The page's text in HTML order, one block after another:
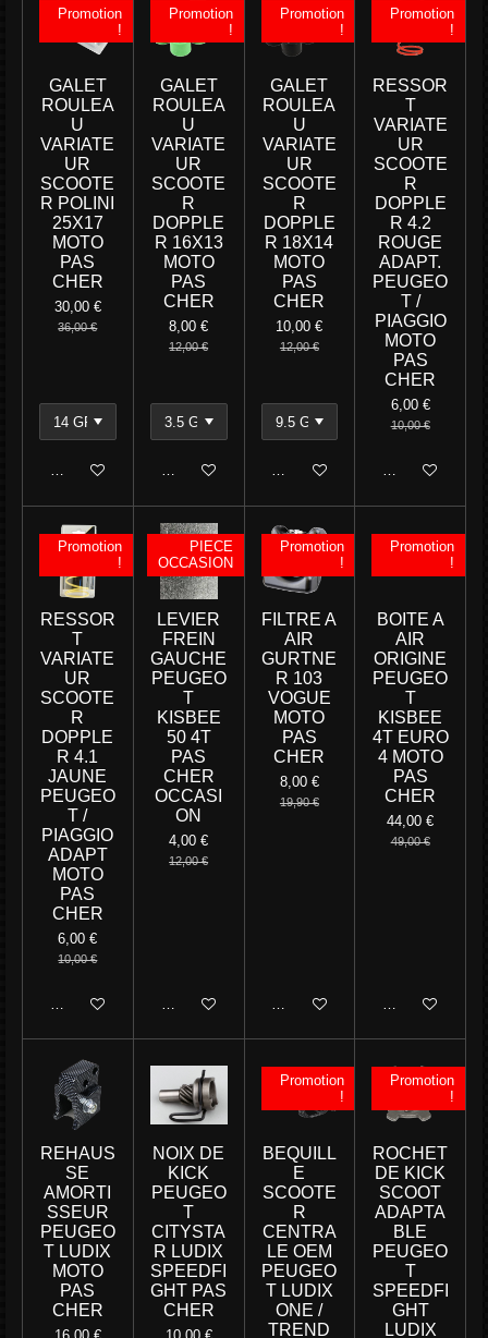
Promotion
!
GALET
ROULEA
U
VARIATE
UR
SCOOTE
R POLINI
25X17
MOTO
PAS
CHER
30,00 €
36,00 €
Ajouter au panier
Promotion
!
GALET
ROULEA
U
VARIATE
UR
SCOOTE
R
DOPPLE
R 16X13
MOTO
PAS
CHER
8,00 €
12,00 €
Ajouter au panier
Promotion
!
GALET
ROULEA
U
VARIATE
UR
SCOOTE
R
DOPPLE
R 18X14
MOTO
PAS
CHER
10,00 €
12,00 €
Ajouter au panier
Promotion
!
RESSOR
T
VARIATE
UR
SCOOTE
R
DOPPLE
R 4.2
ROUGE
ADAPT.
PEUGEO
T /
PIAGGIO
MOTO
PAS
CHER
6,00 €
10,00 €
Ajouter au
Promotion
!
RESSOR
T
VARIATE
UR
SCOOTE
R
DOPPLE
R 4.1
JAUNE
PEUGEO
T /
PIAGGIO
ADAPT
MOTO
PAS
CHER
6,00 €
10,00 €
Ajouter au panier
PIECE
OCCASION
LEVIER
FREIN
GAUCHE
PEUGEO
T
KISBEE
50 4T
PAS
CHER
OCCASI
ON
4,00 €
12,00 €
Ajouter au panier
Promotion
!
FILTRE A
AIR
GURTNE
R 103
VOGUE
MOTO
PAS
CHER
8,00 €
19,90 €
Ajouter au panier
Promotion
!
BOITE A
AIR
ORIGINE
PEUGEO
T
KISBEE
4T EURO
4 MOTO
PAS
CHER
44,00 €
49,00 €
Ajouter au
REHAUS
SE
AMORTI
SSEUR
PEUGEO
T LUDIX
MOTO
PAS
CHER
NOIX DE
KICK
PEUGEO
T
CITYSTA
R LUDIX
SPEEDFI
GHT PAS
CHER
Promotion
!
BEQUILL
E
SCOOTE
R
CENTRA
LE OEM
PEUGEO
T LUDIX
ONE /
TREND
Promotion
!
ROCHET
DE KICK
SCOOT
ADAPTA
BLE
PEUGEO
T
SPEEDFI
GHT
LUDIX